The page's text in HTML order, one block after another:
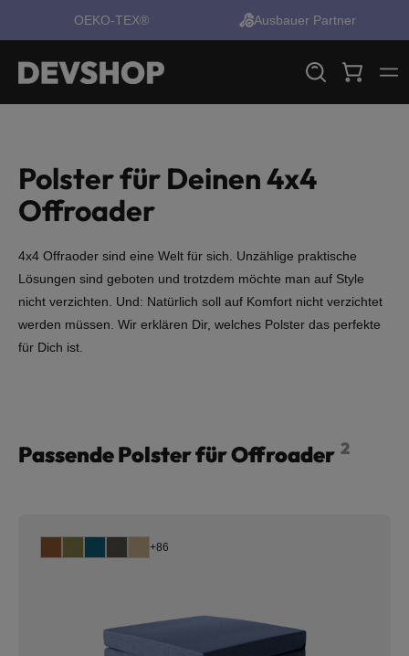
springen
Polster für Deinen 4x4
Offroader
4x4 Offraoder sind eine Welt für sich. Unzählige praktische
Lösungen sind geboten und trotzdem möchte man auf Style
nicht verzichten. Und: Natürlich soll auf Komfort nicht verzichtet
werden müssen. Wir erklären Dir, welches Polster das perfekte
für Dich ist.
Passende Polster für Offroader 2
+86
OEKO-TEX® Ausbauer Partner